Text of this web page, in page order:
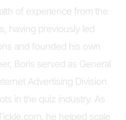
of experience from the
having previously led
and founded his own
Boris served as General
Advertising Division
in the quiz industry. As
he helped scale